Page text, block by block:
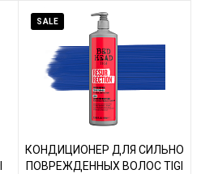
SALE
КОНДИЦИОНЕР ДЛЯ СИЛЬНО
ПОВРЕЖДЕННЫХ ВОЛОС TIGI